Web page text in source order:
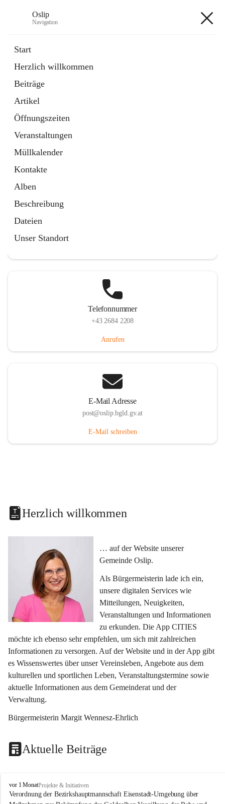
Oslip
Navigation
Start
Herzlich willkommen
Beiträge
Artikel
Öffnungszeiten
Veranstaltungen
Müllkalender
Kontakte
Alben
Beschreibung
Dateien
Unser Standort
Externe Webseite
in
Tab
Bundeskanzleramt Österreich
Externe Webseite
öffnet
in
neuem
Tab
Telefonnummer
+43 2684 2208
Anrufen
E-Mail Adresse
post@oslip.bgld.gv.at
E-Mail schreiben
Herzlich willkommen
… auf der Website unserer
Gemeinde Oslip.
Als Bürgermeisterin lade ich ein,
unsere digitalen Services wie
Mitteilungen, Neuigkeiten,
Veranstaltungen und Informationen
zu erkunden. Die App CITIES
möchte ich ebenso sehr empfehlen, um sich mit zahlreichen
Informationen zu versorgen. Auf der Website und in der App gibt
es Wissenswertes über unser Vereinsleben, Angebote aus dem
kulturellen und sportlichen Leben, Veranstaltungstermine sowie
aktuelle Informationen aus dem Gemeinderat und der
Verwaltung.
Bürgermeisterin Margit Wennesz-Ehrlich
Aktuelle Beiträge
O
s
vor 1 MonatProjekte & Initiativen
Verordnung der Bezirkshauptmannschaft Eisenstadt-Umgebung über